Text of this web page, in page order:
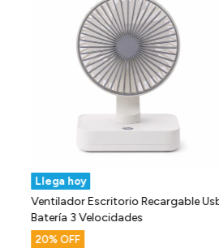
Llega hoy
Ventilador Escritorio Recargable
Batería 3 Velocidades
20